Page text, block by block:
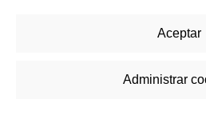
Aceptar
Administrar